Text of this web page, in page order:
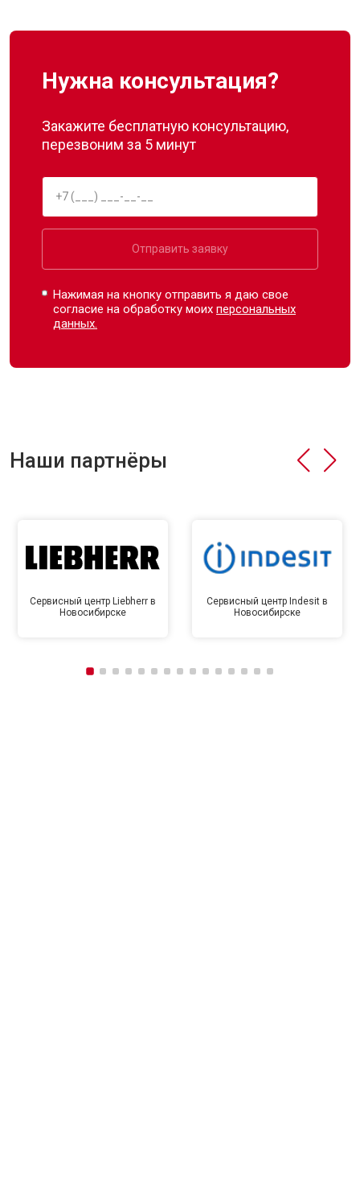
Нужна консультация?
Закажите бесплатную консультацию,
перезвоним за 5 минут
Отправить заявку
Нажимая на кнопку отправить я даю свое
согласие на обработку моихперсональных
данных.
Наши партнёры
Сервисный центр Liebherr в
Новосибирске
Сервисный центр Indesit в
Новосибирске